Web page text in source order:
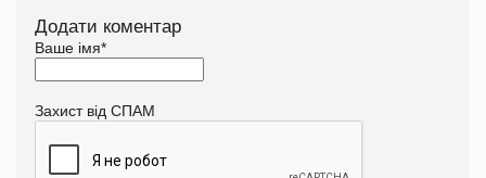
Додати коментар
Ваше імя*
Захист від СПАМ